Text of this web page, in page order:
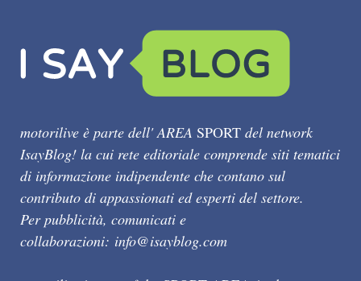
motorilive è parte dell' AREA SPORT del network
IsayBlog! la cui rete editoriale comprende siti tematici
di informazione indipendente che contano sul
contributo di appassionati ed esperti del settore.
Per pubblicità, comunicati e
collaborazioni: info@isayblog.com